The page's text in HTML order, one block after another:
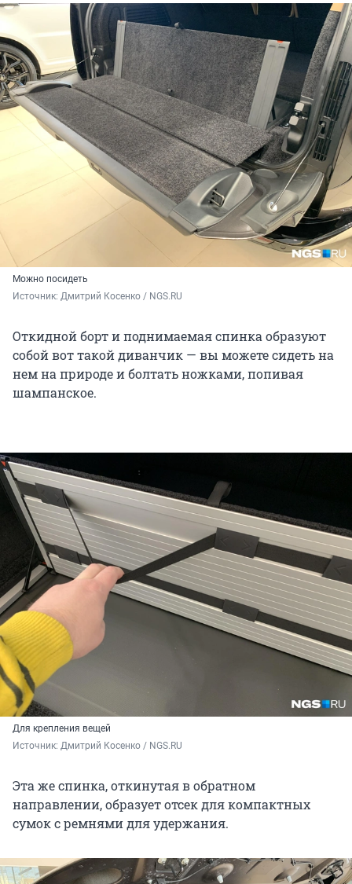
Можно посидеть
Источник: Дмитрий Косенко / NGS.RU
Откидной борт и поднимаемая спинка образуют
собой вот такой диванчик — вы можете сидеть на
нем на природе и болтать ножками, попивая
шампанское.
Для крепления вещей
Источник: Дмитрий Косенко / NGS.RU
Эта же спинка, откинутая в обратном
направлении, образует отсек для компактных
сумок с ремнями для удержания.